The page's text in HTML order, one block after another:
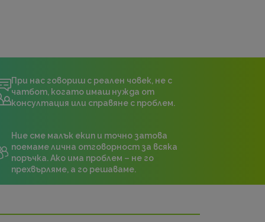
При нас говориш с реален човек, не с
чатбот, когато имаш нужда от
консултация или справяне с проблем.
Ние сме малък екип и точно затова
поемаме лична отговорност за всяка
поръчка. Ако има проблем – не го
прехвърляме, а го решаваме.